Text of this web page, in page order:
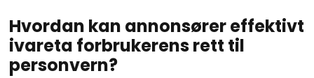
Hvordan kan annonsører effektivt
ivareta forbrukerens rett til
personvern?